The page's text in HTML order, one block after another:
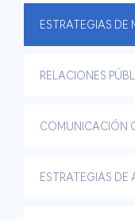
ESTRATEGIAS DE
RELACIONES
COMUNICACIÓN
ESTRATEGIAS DE